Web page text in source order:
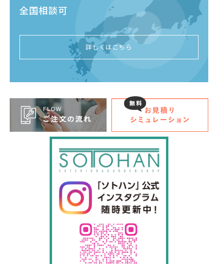
全国相談可
詳しくはこちら